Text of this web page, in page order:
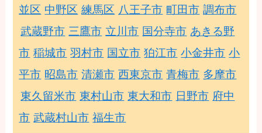
並区 中野区 練馬区 八王子市 町田市 調布市
武蔵野市 三鷹市 立川市 国分寺市 あきる野
市 稲城市 羽村市 国立市 狛江市 小金井市 小
平市 昭島市 清瀬市 西東京市 青梅市 多摩市
東久留米市 東村山市 東大和市 日野市 府中
市 武蔵村山市 福生市